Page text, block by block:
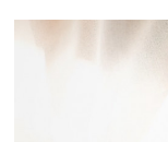
あるある